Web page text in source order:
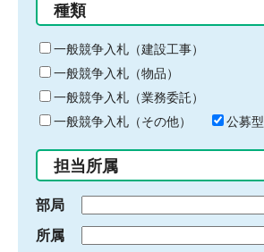
る
キ
ー
ワ
ー
ド
入
力
種類
一般競争入札（建設工事）
一般競争入札（物品）
一般競争入札（業務委託）
一般競争入札（その他）
公募
担当所属
部局
所属